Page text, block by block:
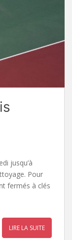
jusqu’à
Pour
fermés à clés
LIRE LA SUITE